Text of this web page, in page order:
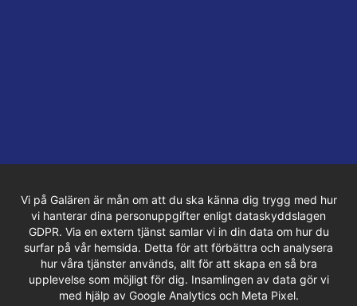
Vi på Galären är mån om att du ska känna dig trygg med hur
vi hanterar dina personuppgifter enligt dataskyddslagen
GDPR. Via en extern tjänst samlar vi in din data om hur du
surfar på vår hemsida. Detta för att förbättra och analysera
hur våra tjänster används, allt för att skapa en så bra
upplevelse som möjligt för dig. Insamlingen av data gör vi
med hjälp av Google Analytics och Meta Pixel.